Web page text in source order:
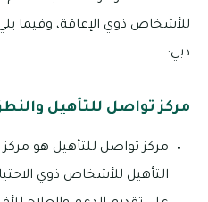
للأشخاص ذوي الإعاقة، وفيما
دبي:
مركز تواصل للتأهيل
مركز تواصل للتأهيل هو
التأهيل للأشخاص ذوي